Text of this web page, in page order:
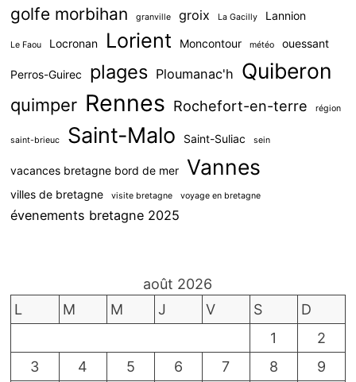
golfe morbihan granville groix La Gacilly Lannion
Le Faou Locronan Lorient Moncontour météo ouessant
Perros-Guirec plages Ploumanac'h Quiberon
quimper Rennes Rochefort-en-terre région
saint-brieuc Saint-Malo Saint-Suliac sein
vacances bretagne bord de mer Vannes
villes de bretagne visite bretagne voyage en bretagne
évenements bretagne 2025
août 2026
L
M M J V S
D
1
2
3
4 5 6 7 8
9